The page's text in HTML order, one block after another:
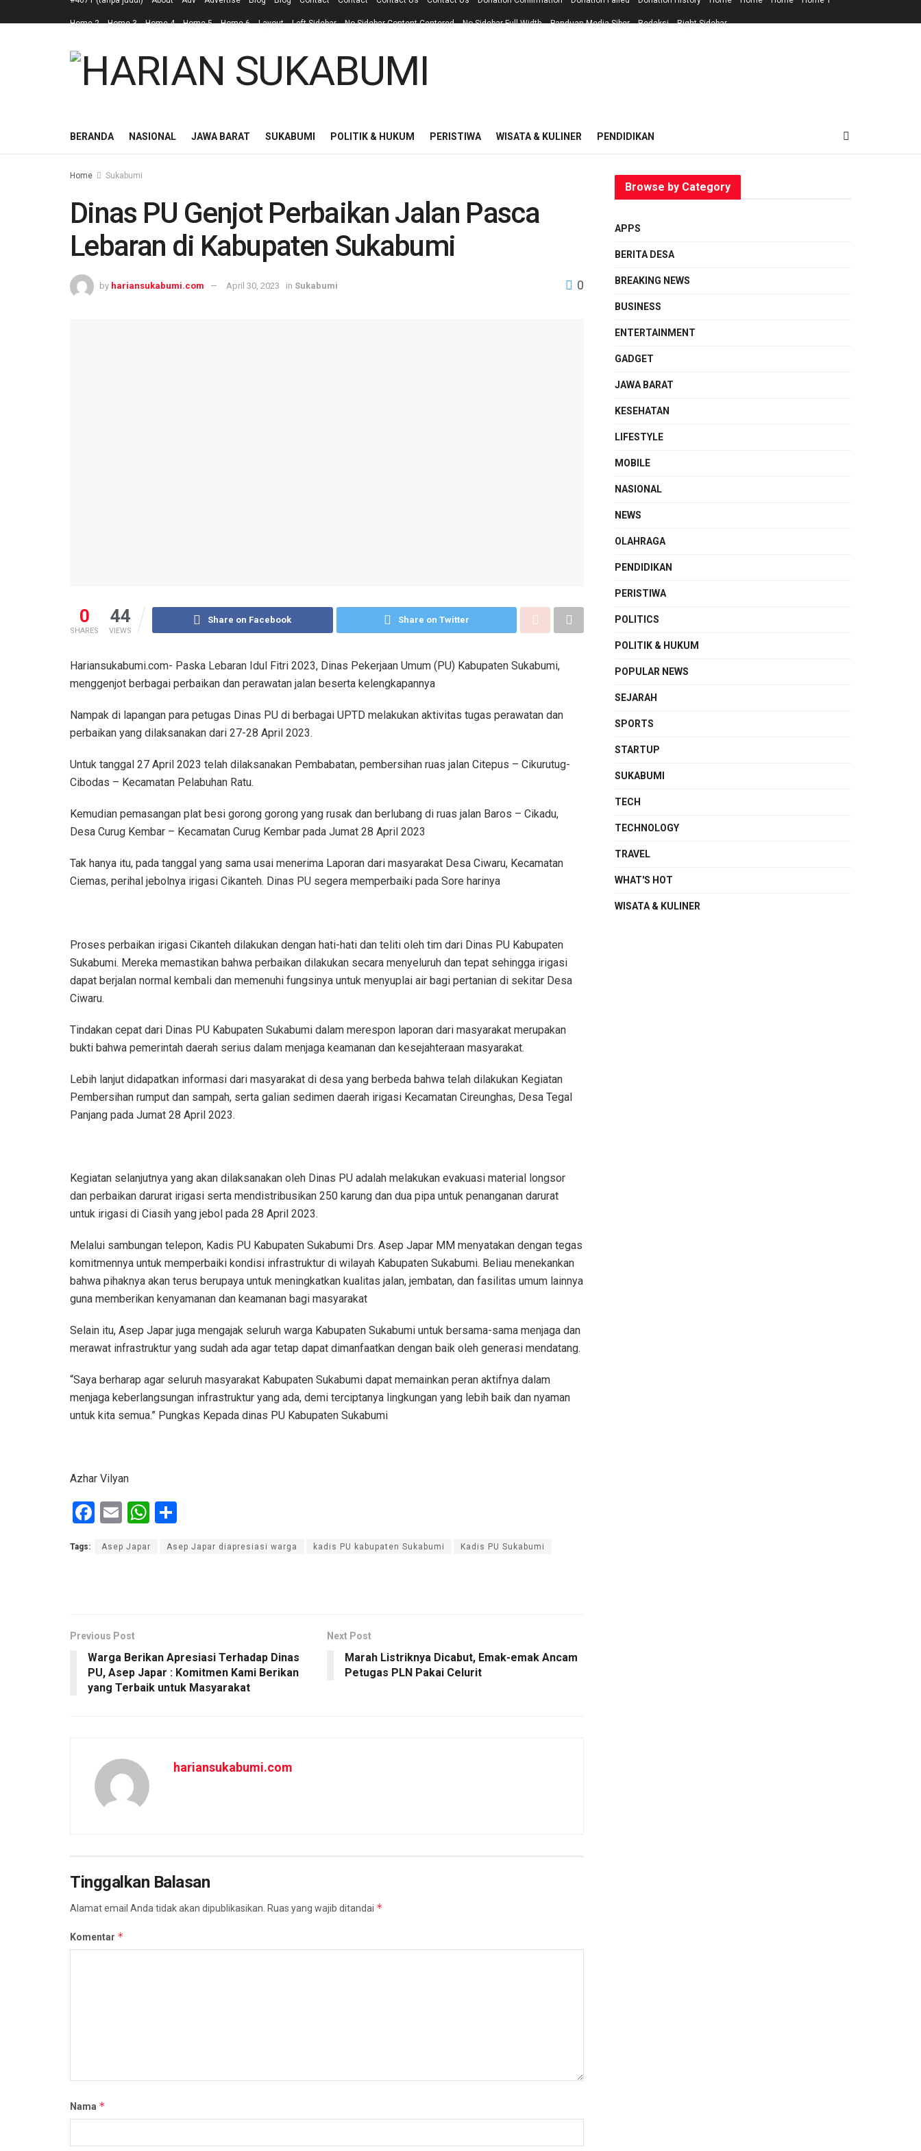
Home 2 Home 3 Home 4 Home 5 Home 6 Layout Left Sidebar No Sidebar Content Centered No Sidebar Full Width Panduan Media Siber Redaksi Right Sidebar
BERANDA NASIONAL JAWA BARAT SUKABUMI POLITIK & HUKUM PERISTIWA WISATA & KULINER PENDIDIKAN
Home Sukabumi
Dinas PU Genjot Perbaikan Jalan Pasca
Lebaran di Kabupaten Sukabumi
by hariansukabumi.com April 30, 2023 in Sukabumi 0
0
SHARES
44
VIEWS
Share on Facebook Share on Twitter
Hariansukabumi.com- Paska Lebaran Idul Fitri 2023, Dinas Pekerjaan Umum (PU) Kabupaten Sukabumi,
menggenjot berbagai perbaikan dan perawatan jalan beserta kelengkapannya
Nampak di lapangan para petugas Dinas PU di berbagai UPTD melakukan aktivitas tugas perawatan dan
perbaikan yang dilaksanakan dari 27-28 April 2023.
Untuk tanggal 27 April 2023 telah dilaksanakan Pembabatan, pembersihan ruas jalan Citepus – Cikurutug-
Cibodas – Kecamatan Pelabuhan Ratu.
Kemudian pemasangan plat besi gorong gorong yang rusak dan berlubang di ruas jalan Baros – Cikadu,
Desa Curug Kembar – Kecamatan Curug Kembar pada Jumat 28 April 2023
Tak hanya itu, pada tanggal yang sama usai menerima Laporan dari masyarakat Desa Ciwaru, Kecamatan
Ciemas, perihal jebolnya irigasi Cikanteh. Dinas PU segera memperbaiki pada Sore harinya
Proses perbaikan irigasi Cikanteh dilakukan dengan hati-hati dan teliti oleh tim dari Dinas PU Kabupaten
Sukabumi. Mereka memastikan bahwa perbaikan dilakukan secara menyeluruh dan tepat sehingga irigasi
dapat berjalan normal kembali dan memenuhi fungsinya untuk menyuplai air bagi pertanian di sekitar Desa
Ciwaru.
Tindakan cepat dari Dinas PU Kabupaten Sukabumi dalam merespon laporan dari masyarakat merupakan
bukti bahwa pemerintah daerah serius dalam menjaga keamanan dan kesejahteraan masyarakat.
Lebih lanjut didapatkan informasi dari masyarakat di desa yang berbeda bahwa telah dilakukan Kegiatan
Pembersihan rumput dan sampah, serta galian sedimen daerah irigasi Kecamatan Cireunghas, Desa Tegal
Panjang pada Jumat 28 April 2023.
Kegiatan selanjutnya yang akan dilaksanakan oleh Dinas PU adalah melakukan evakuasi material longsor
dan perbaikan darurat irigasi serta mendistribusikan 250 karung dan dua pipa untuk penanganan darurat
untuk irigasi di Ciasih yang jebol pada 28 April 2023.
Melalui sambungan telepon, Kadis PU Kabupaten Sukabumi Drs. Asep Japar MM menyatakan dengan tegas
komitmennya untuk memperbaiki kondisi infrastruktur di wilayah Kabupaten Sukabumi. Beliau menekankan
bahwa pihaknya akan terus berupaya untuk meningkatkan kualitas jalan, jembatan, dan fasilitas umum lainnya
guna memberikan kenyamanan dan keamanan bagi masyarakat
Selain itu, Asep Japar juga mengajak seluruh warga Kabupaten Sukabumi untuk bersama-sama menjaga dan
merawat infrastruktur yang sudah ada agar tetap dapat dimanfaatkan dengan baik oleh generasi mendatang.
“Saya berharap agar seluruh masyarakat Kabupaten Sukabumi dapat memainkan peran aktifnya dalam
menjaga keberlangsungan infrastruktur yang ada, demi terciptanya lingkungan yang lebih baik dan nyaman
untuk kita semua.” Pungkas Kepada dinas PU Kabupaten Sukabumi
Azhar Vilyan
F
ce
k
E
ail
W
at ar
Tags: Asep Japar Asep Japar diapresiasi warga kadis PU kabupaten Sukabumi Kadis PU Sukabumi
Previous Post
Warga Berikan Apresiasi Terhadap Dinas
PU, Asep Japar : Komitmen Kami Berikan
yang Terbaik untuk Masyarakat
Next Post
Marah Listriknya Dicabut, Emak-emak Ancam
Petugas PLN Pakai Celurit
hariansukabumi.com
Tinggalkan Balasan
Alamat email Anda tidak akan dipublikasikan. Ruas yang wajib ditandai *
Komentar *
Nama *
Browse by Category
APPS
BERITA DESA
BREAKING NEWS
BUSINESS
ENTERTAINMENT
GADGET
JAWA BARAT
KESEHATAN
LIFESTYLE
MOBILE
NASIONAL
NEWS
OLAHRAGA
PENDIDIKAN
PERISTIWA
POLITICS
POLITIK & HUKUM
POPULAR NEWS
SEJARAH
SPORTS
STARTUP
SUKABUMI
TECH
TECHNOLOGY
TRAVEL
WHAT'S HOT
WISATA & KULINER